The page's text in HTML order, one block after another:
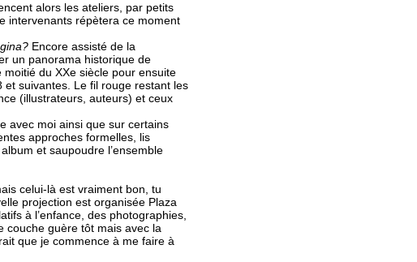
alors les ateliers, par petits
intervenants répètera ce moment
Encore assisté de la
un panorama historique de
du XXe siècle pour ensuite
et suivantes. Le fil rouge restant les
(illustrateurs, auteurs) et ceux
avec moi ainsi que sur certains
approches formelles, lis
et saupoudre l’ensemble
celui-là est vraiment bon, tu
projection est organisée Plaza
à l’enfance, des photographies,
couche guère tôt mais avec la
que je commence à me faire à